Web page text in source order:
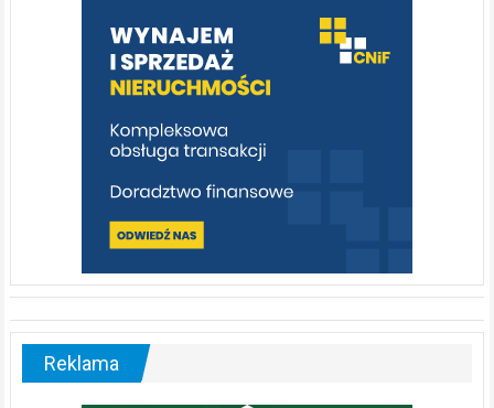
poznać
[fotorelacja]
Reklama